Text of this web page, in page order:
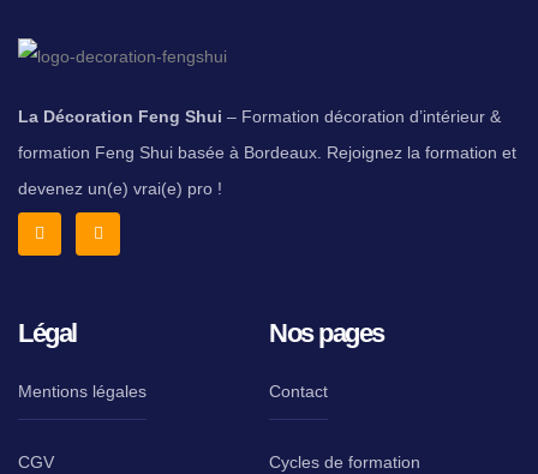
La Décoration Feng Shui – Formation décoration d’intérieur &
formation Feng Shui basée à Bordeaux. Rejoignez la formation et
devenez un(e) vrai(e) pro !
Légal
Mentions légales
CGV
Nos pages
Contact
Cycles de formation